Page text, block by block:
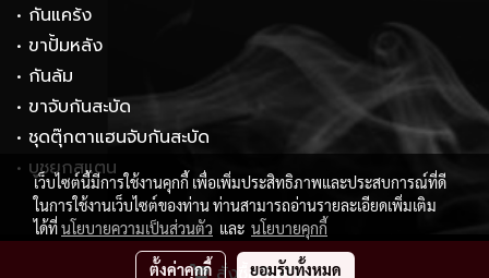
• กันแคร้ง
• ขาปั้มหลัง
• กันล้ม
• ขาจับกันสะบัด
• ชุดตุ๊กตาแฮนจับกันสะบัด
• บูชยกสแตน
Copyright 2017 by rsvracing.com
เว็บไซต์นี้มีการใช้งานคุกกี้ เพื่อเพิ่มประสิทธิภาพและประสบการณ์ที่ดี
ในการใช้งานเว็บไซต์ของท่าน ท่านสามารถอ่านรายละเอียดเพิ่มเติม
ได้ที่นโยบายความเป็นส่วนตัว และ นโยบายคุกกี้
ตั้งค่าคุกกี้ ยอมรับทั้งหมด